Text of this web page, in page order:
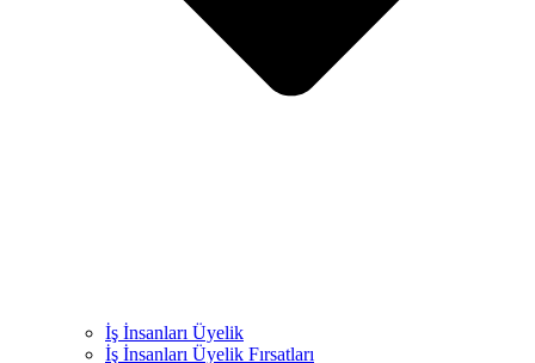
İş İnsanları Üyelik
İş İnsanları Üyelik Fırsatları